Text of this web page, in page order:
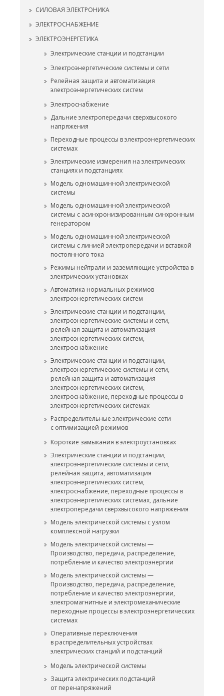
СИЛОВАЯ ЭЛЕКТРОНИКА
ЭЛЕКТРОСНАБЖЕНИЕ
ЭЛЕКТРОЭНЕРГЕТИКА
Электрические станции и подстанции
Электроэнергетические системы и сети
Релейная защита и автоматизация
электроэнергетических систем
Электроснабжение
Дальние электропередачи сверхвысокого
напряжения
Переходные процессы в электроэнергетических
системах
Электрические измерения на электрических
станциях и подстанциях
Модель одномашинной электрической
системы
Модель одномашинной электрической
системы с асинхронизированным синхронным
генератором
Модель одномашинной электрической
системы с линией электропередачи и вставкой
постоянного тока
Режимы нейтрали и заземляющие устройства в
электрических установках
Автоматика нормальных режимов
электроэнергетических систем
Электрические станции и подстанции,
электроэнергетические системы и сети,
релейная защита и автоматизация
электроэнергетических систем,
электроснабжение
Электрические станции и подстанции,
электроэнергетические системы и сети,
релейная защита и автоматизация
электроэнергетических систем,
электроснабжение, переходные процессы в
электроэнергетических системах
Распределительные электрические сети
с оптимизацией режимов
Короткие замыкания в электроустановках
Электрические станции и подстанции,
электроэнергетические системы и сети,
релейная защита, автоматизация
электроэнергетических систем,
электроснабжение, переходные процессы в
электроэнергетических системах, дальние
электропередачи сверхвысокого напряжения
Модель электрической системы с узлом
комплексной нагрузки
Модель электрической системы —
Производство, передача, распределение,
потребление и качество электроэнергии
Модель электрической системы —
Производство, передача, распределение,
потребление и качество электроэнергии,
электромагнитные и электромеханические
переходные процессы в электроэнергетических
системах
Оперативные переключения
в распределительных устройствах
электрических станций и подстанций
Модель электрической системы
Защита электрических подстанций
от перенапряжений